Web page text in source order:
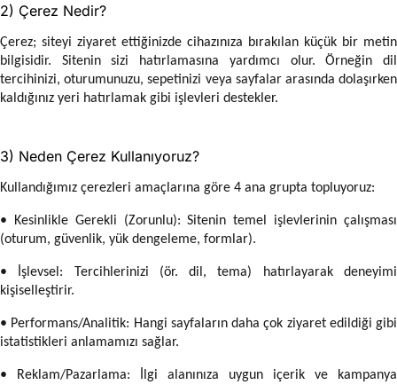
2) Çerez Nedir?
Çerez; siteyi ziyaret ettiğinizde cihazınıza bırakılan küçük bir metin
bilgisidir. Sitenin sizi hatırlamasına yardımcı olur. Örneğin dil
tercihinizi, oturumunuzu, sepetinizi veya sayfalar arasında dolaşırken
kaldığınız yeri hatırlamak gibi işlevleri destekler.
3) Neden Çerez Kullanıyoruz?
Kullandığımız çerezleri amaçlarına göre 4 ana grupta topluyoruz:
• Kesinlikle Gerekli (Zorunlu): Sitenin temel işlevlerinin çalışması
(oturum, güvenlik, yük dengeleme, formlar).
• İşlevsel: Tercihlerinizi (ör. dil, tema) hatırlayarak deneyimi
kişiselleştirir.
• Performans/Analitik: Hangi sayfaların daha çok ziyaret edildiği gibi
istatistikleri anlamamızı sağlar.
• Reklam/Pazarlama: İlgi alanınıza uygun içerik ve kampanya